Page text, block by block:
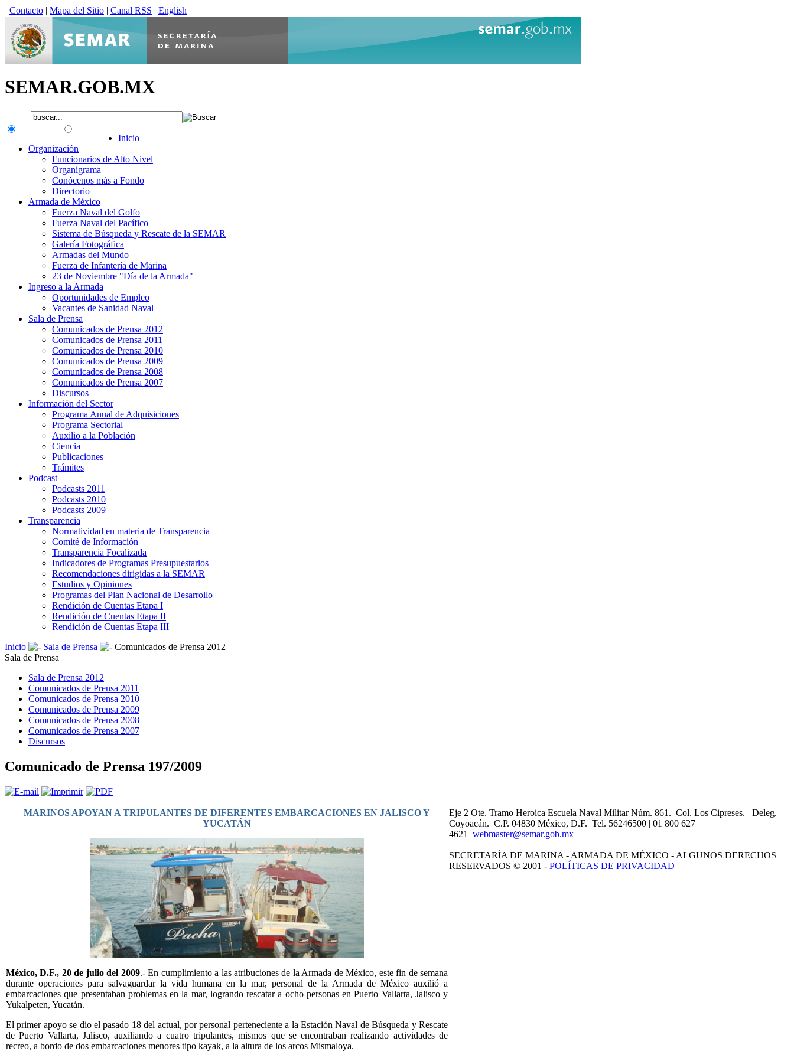
| Contacto | Mapa del Sitio | Canal RSS | English |
SEMAR.GOB.MX
Inicio
Organización
Funcionarios de Alto Nivel
Organigrama
Conócenos más a Fondo
Directorio
Armada de México
Fuerza Naval del Golfo
Fuerza Naval del Pacífico
Sistema de Búsqueda y Rescate de la SEMAR
Galería Fotográfica
Armadas del Mundo
Fuerza de Infantería de Marina
23 de Noviembre "Día de la Armada"
Ingreso a la Armada
Oportunidades de Empleo
Vacantes de Sanidad Naval
Sala de Prensa
Comunicados de Prensa 2012
Comunicados de Prensa 2011
Comunicados de Prensa 2010
Comunicados de Prensa 2009
Comunicados de Prensa 2008
Comunicados de Prensa 2007
Discursos
Información del Sector
Programa Anual de Adquisiciones
Programa Sectorial
Auxilio a la Población
Ciencia
Publicaciones
Trámites
Podcast
Podcasts 2011
Podcasts 2010
Podcasts 2009
Transparencia
Normatividad en materia de Transparencia
Comité de Información
Transparencia Focalizada
Indicadores de Programas Presupuestarios
Recomendaciones dirigidas a la SEMAR
Estudios y Opiniones
Programas del Plan Nacional de Desarrollo
Rendición de Cuentas Etapa I
Rendición de Cuentas Etapa II
Rendición de Cuentas Etapa III
Inicio
Sala de Prensa
Comunicados de Prensa 2012
Sala de Prensa
Sala de Prensa 2012
Comunicados de Prensa 2011
Comunicados de Prensa 2010
Comunicados de Prensa 2009
Comunicados de Prensa 2008
Comunicados de Prensa 2007
Discursos
Comunicado de Prensa 197/2009
MARINOS APOYAN A TRIPULANTES DE DIFERENTES EMBARCACIONES EN JALISCO Y
YUCATÁN
México, D.F., 20 de julio del 2009.- En cumplimiento a las atribuciones de la Armada de México, este fin de semana
durante operaciones para salvaguardar la vida humana en la mar, personal de la Armada de México auxilió a
embarcaciones que presentaban problemas en la mar, logrando rescatar a ocho personas en Puerto Vallarta, Jalisco y
Yukalpeten, Yucatán.
El primer apoyo se dio el pasado 18 del actual, por personal perteneciente a la Estación Naval de Búsqueda y Rescate
de Puerto Vallarta, Jalisco, auxiliando a cuatro tripulantes, mismos que se encontraban realizando actividades de
recreo, a bordo de dos embarcaciones menores tipo kayak, a la altura de los arcos Mismaloya.
Eje 2 Ote. Tramo Heroica Escuela Naval Militar Núm. 861. Col. Los Cipreses. Deleg.
Coyoacán. C.P. 04830 México, D.F. Tel. 56246500 | 01 800 627
4621 webmaster@semar.gob.mx
SECRETARÍA DE MARINA - ARMADA DE MÉXICO - ALGUNOS DERECHOS
RESERVADOS © 2001 - POLÍTICAS DE PRIVACIDAD